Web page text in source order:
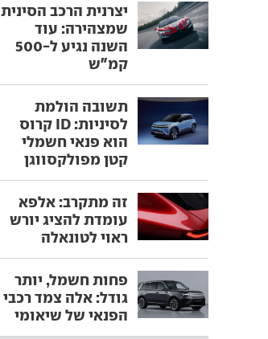
יצרנית הרכב הסינית
שמצהירה: עוד
השנה נגיע ל-500
קמ"ש
תשובה הולמת
לסיניות: ID קרוס
הוא פנאי חשמלי
קטן מפולקסווגן
זה מתקרב: אלפא
עומדת להציג יורש
ראוי לטונאלה
פחות חשמל, יותר
גודל: אלה צמד רכבי
הפנאי של שיאומי